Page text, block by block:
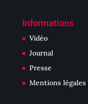
Informations
Vidéo
Journal
Presse
Mentions légales